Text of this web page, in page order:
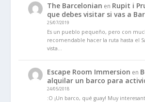
The Barcelonian en Rupit i
que debes visitar si vas a
25/07/2019
Es un pueblo pequeño, pero con
recomendable hacer la ruta hasta el
vista…
Escape Room Immersion en
alquilar un barco para
24/05/2018
:O ¡Un barco, qué guay! Muy